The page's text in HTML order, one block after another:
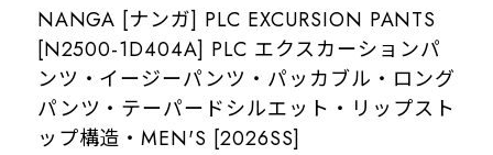
NANGA [ナンガ] PLC EXCURSION PANTS
[N2500-1D404A] PLC エクスカーションパ
ンツ・イージーパンツ・パッカブル・ロング
パンツ・テーパードシルエット・リップスト
ップ構造・MEN'S [2026SS]